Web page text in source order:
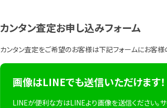
カンタン査定お申し込みフォーム
カンタン査定をご希望のお客様は下記フォームにお客
画像はLINEでも送信いただけます！
LINEが便利な方はLINEより画像を送信ください。